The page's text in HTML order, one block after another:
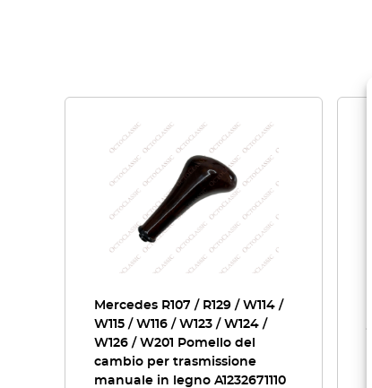
Mercedes R107 / R129 / W114 /
W115 / W116 / W123 / W124 /
W126 / W201 Pomello del
cambio per trasmissione
manuale in legno A1232671110